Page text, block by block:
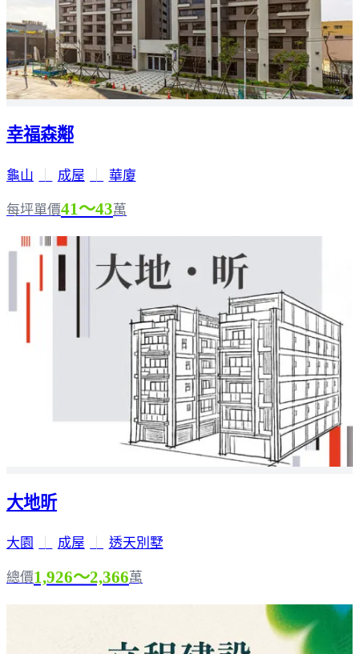
幸福森鄰
龜山 成屋 華廈
每坪單價41～43萬
大地昕
大園 成屋 透天別墅
總價1,926～2,366萬